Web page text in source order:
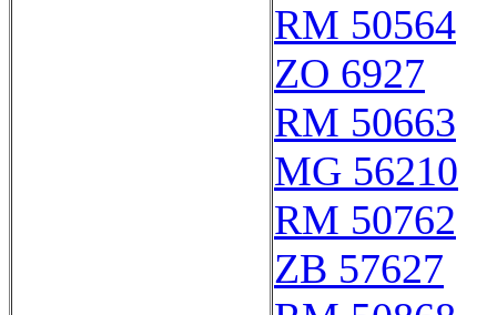
RM 50564
ZO 6927
RM 50663
MG 56210
RM 50762
ZB 57627